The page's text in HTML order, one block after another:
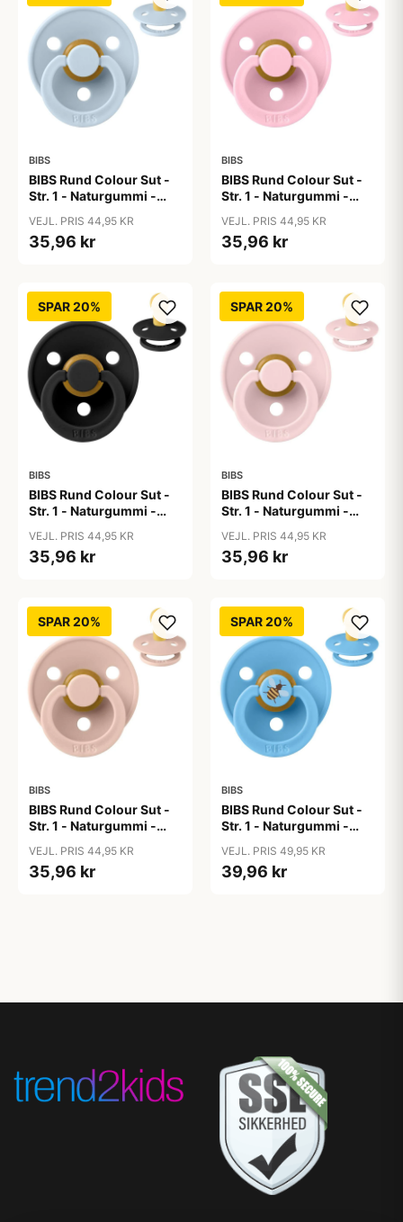
BIBS
BIBS Rund Colour Sut -
Str. 1 - Naturgummi -
VEJL. PRIS 44,95 KR
35,96 kr
BIBS
BIBS Rund Colour Sut -
Str. 1 - Naturgummi -
VEJL. PRIS 44,95 KR
35,96 kr
SPAR 20%
BIBS
BIBS Rund Colour Sut -
Str. 1 - Naturgummi -
VEJL. PRIS 44,95 KR
35,96 kr
SPAR 20%
BIBS
BIBS Rund Colour Sut -
Str. 1 - Naturgummi -
VEJL. PRIS 44,95 KR
35,96 kr
SPAR 20%
BIBS
BIBS Rund Colour Sut -
Str. 1 - Naturgummi -
VEJL. PRIS 44,95 KR
35,96 kr
SPAR 20%
BIBS
BIBS Rund Colour Sut -
Str. 1 - Naturgummi -
Breeze
VEJL. PRIS 49,95 KR
39,96 kr